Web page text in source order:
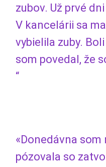
zubov. Už prvé
V kancelárii sa
vybielila zuby.
som povedal, že
“
«Donedávna
pózovala so